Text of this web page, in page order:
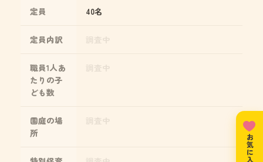
定員 40名
定員内訳
職員1人あ
たりの子
ども数
園庭の場
所